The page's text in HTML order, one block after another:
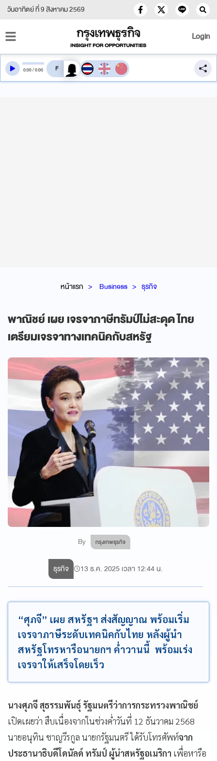
วันอาทิตย์ ที่ 9 สิงหาคม 2569
Login
หน้าแรก Business ธุรกิจ
พาณิชย์ เผย เจรจาภาษีทรัมป์ไม่สะดุด ไทย
เตรียมเจรจาทางเทคนิคกับสหรัฐ
By กรุงเทพธุรกิจ
0:00/0:00 สลับเสียงอ่าน
ธุรกิจ 13 ธ.ค. 2025 เวลา 12:44 น.
“ศุภจี” เผย สหรัฐฯ ส่งสัญญาณ พร้อมเริ่ม
เจรจาภาษีระดับเทคนิคกับไทย หลังผู้นำ
สหรัฐโทรหารือนายกฯ ค่ำวานนี้ พร้อมเร่ง
เจรจาให้เสร็จโดยเร็ว
นางศุภจี สุธรรมพันธุ์ รัฐมนตรีว่าการกระทรวงพาณิชย์
เปิดเผยว่า สืบเนื่องจากในช่วงค่ำวันที่ 12 ธันวาคม 2568
นายอนุทิน ชาญวีรกูล นายกรัฐมนตรี ได้รับโทรศัพท์จาก
ประธานาธิบดีโดนัลด์ ทรัมป์ ผู้นำสหรัฐอเมริกา เพื่อหารือ